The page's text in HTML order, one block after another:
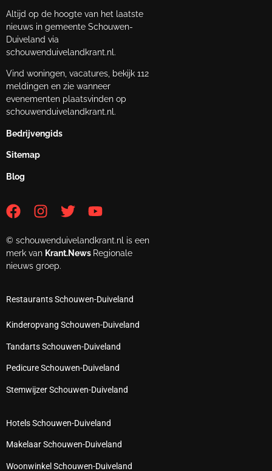
Altijd op de hoogte van het laatste
nieuws in gemeente Schouwen-
Duiveland via
schouwenduivelandkrant.nl.
Vind woningen, vacatures, bekijk 112
meldingen en zie wanneer
evenementen plaatsvinden op
schouwenduivelandkrant.nl.
Bedrijvengids
Sitemap
Blog
© schouwenduivelandkrant.nl is een
merk van Krant.News Regionale
nieuws groep.
Restaurants Schouwen-Duiveland
Kinderopvang Schouwen-Duiveland
Tandarts Schouwen-Duiveland
Pedicure Schouwen-Duiveland
Stemwijzer Schouwen-Duiveland
Hotels Schouwen-Duiveland
Makelaar Schouwen-Duiveland
Woonwinkel Schouwen-Duiveland